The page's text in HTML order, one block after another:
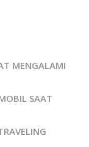
MENGALAMI
SAAT